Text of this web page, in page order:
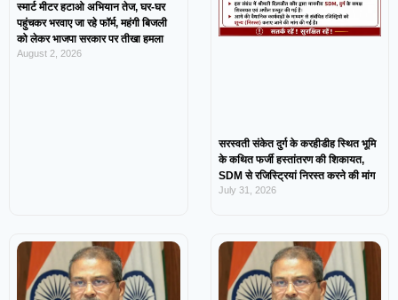
स्मार्ट मीटर हटाओ अभियान तेज, घर-घर
पहुंचकर भरवाए जा रहे फॉर्म, महंगी बिजली
को लेकर भाजपा सरकार पर तीखा हमला
August 2, 2026
सरस्वती संकेत दुर्ग के करहीडीह स्थित भूमि
के कथित फर्जी हस्तांतरण की शिकायत,
SDM से रजिस्ट्रियां निरस्त करने की मांग
July 31, 2026